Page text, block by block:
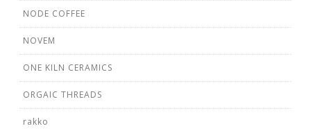
NODE COFFEE
NOVEM
ONE KILN CERAMICS
ORGAIC THREADS
rakko